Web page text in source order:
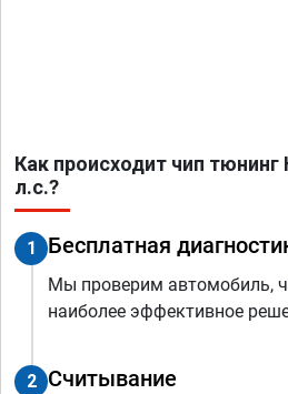
Как происходит чип тюнинг
л.с.?
1 Бесплатная
Мы проверим автомобиль,
наиболее эффективное
2 Считывание